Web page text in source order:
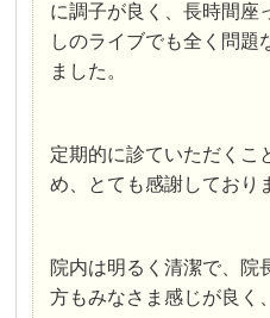
に調子が良く、長時間座
しのライブでも全く問題
ました。
定期的に診ていただくこ
め、とても感謝しており
院内は明るく清潔で、院
方もみなさま感じが良く